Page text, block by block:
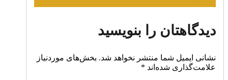
دیدگاهتان را بنویسید
نشانی ایمیل شما منتشر نخواهد شد. بخش‌های موردنیاز
علامت‌گذاری شده‌اند *